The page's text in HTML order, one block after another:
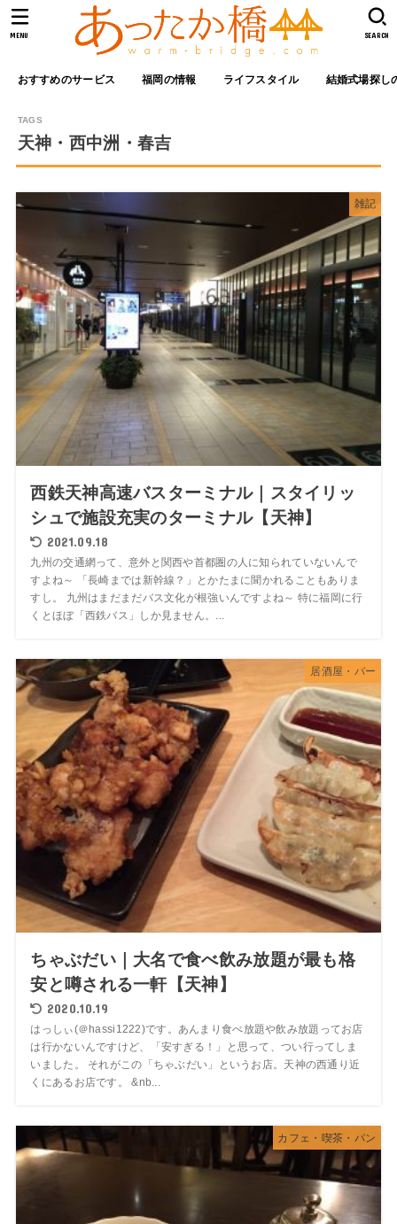
おすすめのサービス 福岡の情報 ライフスタイル 結婚式場探し
SEARCH
MENU
天神・西中洲・春吉
雑記
西鉄天神高速バスターミナル｜スタイリッ
シュで施設充実のターミナル【天神】
2021.09.18
九州の交通網って、意外と関西や首都圏の人に知られていないんで
すよね～ 「長崎までは新幹線？」とかたまに聞かれることもありま
すし。 九州はまだまだバス文化が根強いんですよね～ 特に福岡に行
くとほぼ「西鉄バス」しか見ません。...
居酒屋・バー
ちゃぶだい｜大名で食べ飲み放題が最も格
安と噂される一軒【天神】
2020.10.19
はっしぃ(＠hassi1222)です。あんまり食べ放題や飲み放題ってお店
は行かないんですけど、「安すぎる！」と思って、つい行ってしま
いました。 それがこの「ちゃぶだい」というお店。天神の西通り近
くにあるお店です。 &nb...
カフェ・喫茶・パン